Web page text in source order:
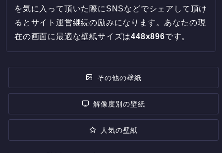
を気に入って頂いた際にSNSなどでシェアして頂け
るとサイト運営継続の励みになります。あなたの現
在の画面に最適な壁紙サイズは448x896です。
その他の壁紙
解像度別の壁紙
人気の壁紙